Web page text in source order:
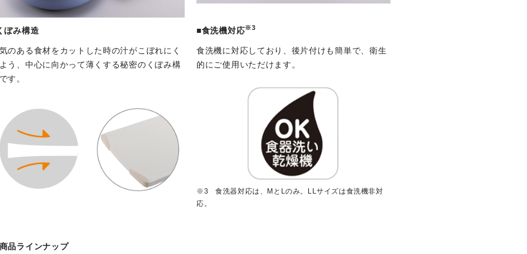
ぼみ構造
のある食材をカットした時の汁がこぼれにく
う、中心に向かって薄くする秘密のくぼみ構
す。
■食洗機対応※3
食洗機に対応しており、後片付けも簡単で、衛生
的にご使用いただけます。
食洗器対応は、MとLのみ。LLサイズは食洗機非対
応。
品ラインナップ